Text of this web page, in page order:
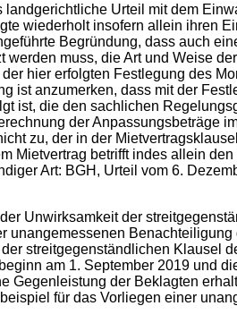
Urteil mit dem
wiederholt insofern allein ihren
Begründung, dass auch
muss, die Art und Weise
hier erfolgten Festlegung des
ist anzumerken, dass mit der
ist, die den sachlichen
der Anpassungsbeträge
zu, der in der
Mietvertrag betrifft indes allein
Art: BGH, Urteil vom 6.
Unwirksamkeit der
unangemessenen
streitgegenständlichen Klausel
am 1. September 2019 und
Gegenleistung der Beklagten
für das Vorliegen einer